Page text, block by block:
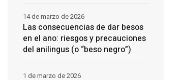
Las consecuencias de dar besos
en el ano: riesgos y precauciones
del anilingus (o “beso negro”)
14 de marzo de 2026
1 de marzo de 2026